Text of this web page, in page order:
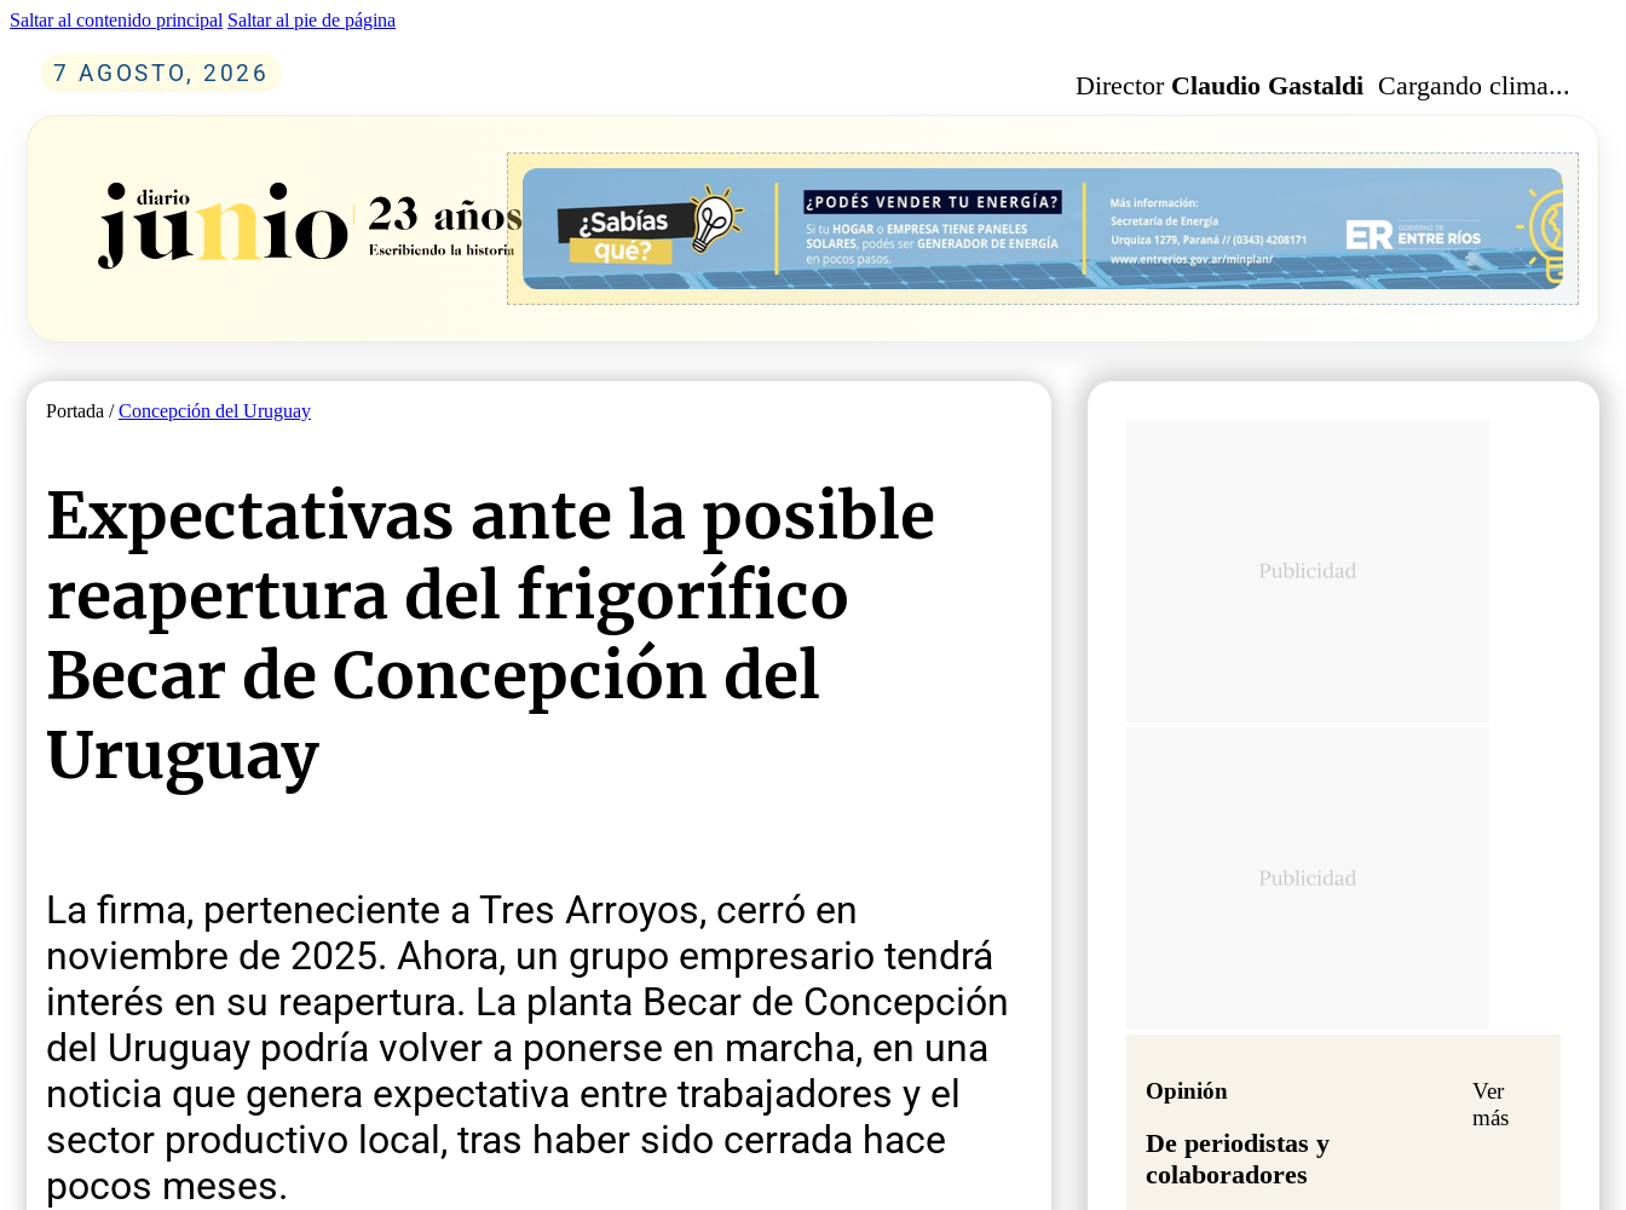
Saltar al contenido principal Saltar al pie de página
7 AGOSTO, 2026 Director Claudio Gastaldi Cargando clima...
Portada /Concepción del Uruguay
Expectativas ante la posible
reapertura del frigorífico
Becar de Concepción del
Uruguay
La firma, perteneciente a Tres Arroyos, cerró en
noviembre de 2025. Ahora, un grupo empresario tendrá
interés en su reapertura. La planta Becar de Concepción
del Uruguay podría volver a ponerse en marcha, en una
noticia que genera expectativa entre trabajadores y el
sector productivo local, tras haber sido cerrada hace
pocos meses.
Opinión
De periodistas y
colaboradores
Ver
más